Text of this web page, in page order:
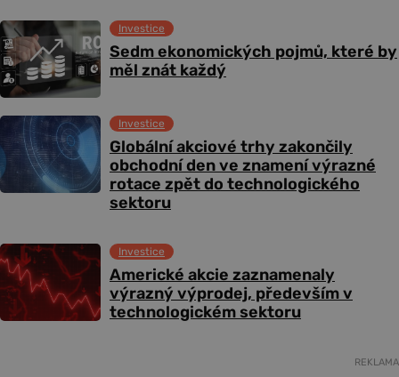
Sedm ekonomických pojmů, které by
měl znát každý
Investice
Globální akciové trhy zakončily
obchodní den ve znamení výrazné
rotace zpět do technologického
sektoru
Investice
Americké akcie zaznamenaly
výrazný výprodej, především v
technologickém sektoru
Investice
REKLAMA